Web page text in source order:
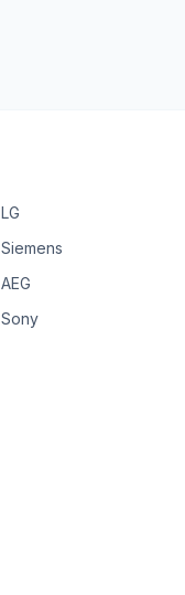
LG
Siemens
AEG
Sony